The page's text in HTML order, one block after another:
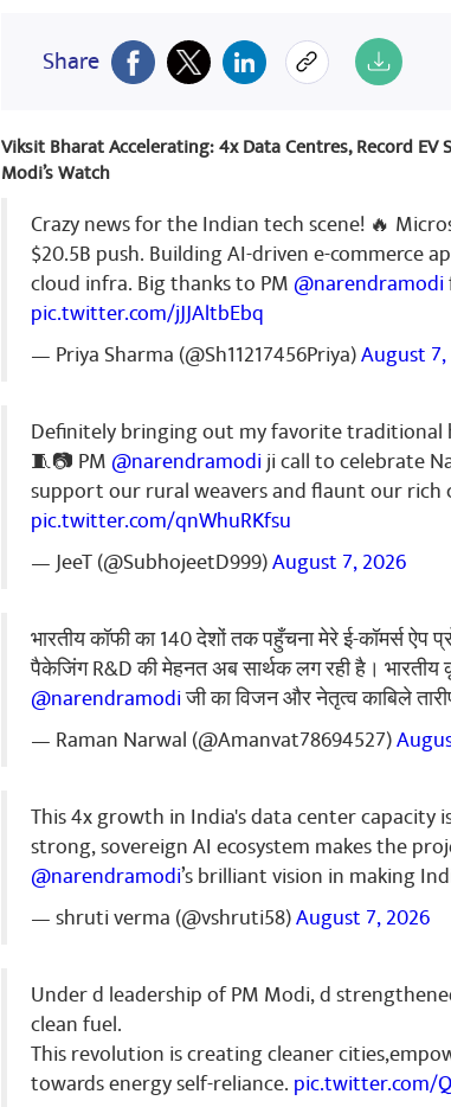
honourable prime minister felicitates
medals. congratulations 👏 many
ಶೇರ್
Bipin kumar July 19, 2023
ಶೇರ್
Dr Sudhanshu Dutt Sharma
मुझे गर्व है कि मैंने मोदी युग में जन्म लिया। आपकी
किया जायेगा। जय श्री राम🚩🚩
ಶೇರ್
Raghvendra Raghuwanshi July 18,
भारत माता की जय
ಶೇರ್
Share
Viksit Bharat Accelerating: 4x Data Centres, Record
Modi’s Watch
Crazy news for the Indian tech scene! 🔥
$20.5B push. Building AI-driven e-commerce
cloud infra. Big thanks to PM @narendramodi
pic.twitter.com/jJJAltbEbq
— Priya Sharma (@Sh11217456Priya)August
Definitely bringing out my favorite
🧵📷 PM @narendramodiji call to celebrate
support our rural weavers and flaunt our rich
pic.twitter.com/qnWhuRKfsu
— JeeT (@SubhojeetD999)August 7, 2026
भारतीय कॉफी का 140 देशों तक पहुँचना मेरे ई-कॉमर्स ऐप
पैकेजिंग R&D की मेहनत अब सार्थक लग रही है। भारतीय
@narendramodiजी का विजन और नेतृत्व काबिले
— Raman Narwal (@Amanvat78694527)
This 4x growth in India's data center capacity
strong, sovereign AI ecosystem makes the
@narendramodi’s brilliant vision in making
— shruti verma (@vshruti58)August 7, 2026
Under d leadership of PM Modi, d
clean fuel.
This revolution is creating cleaner
towards energy self-reliance. pic.twitter.com/